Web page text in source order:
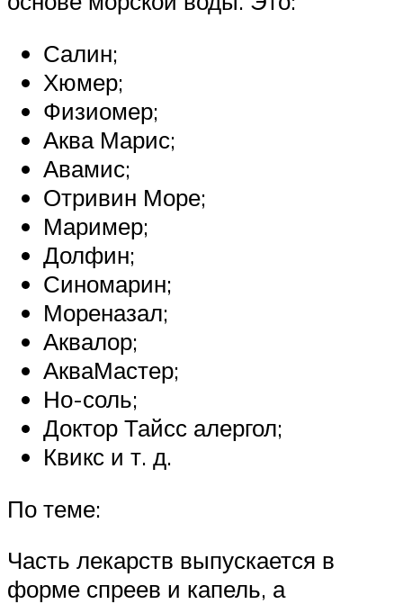
Салин;
Хюмер;
Физиомер;
Аква Марис;
Авамис;
Отривин Море;
Маример;
Долфин;
Синомарин;
Мореназал;
Аквалор;
АкваМастер;
Но-соль;
Доктор Тайсс алергол;
Квикс и т. д.
По теме:
Часть лекарств выпускается в
форме спреев и капель, а